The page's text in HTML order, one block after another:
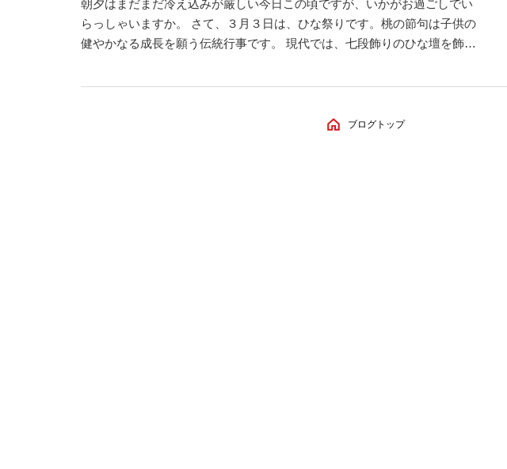
朝夕はまだまだ冷え込みが厳しい今日この頃ですが、いかがお過ごしでい
らっしゃいますか。 さて、３月３日は、ひな祭りです。桃の節句は子供の
健やかなる成長を願う伝統行事です。 現代では、七段飾りのひな壇を飾る
ブログトップ